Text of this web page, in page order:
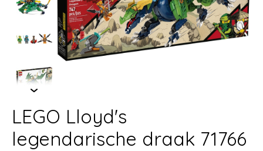
LEGO Lloyd's
legendarische draak 71766